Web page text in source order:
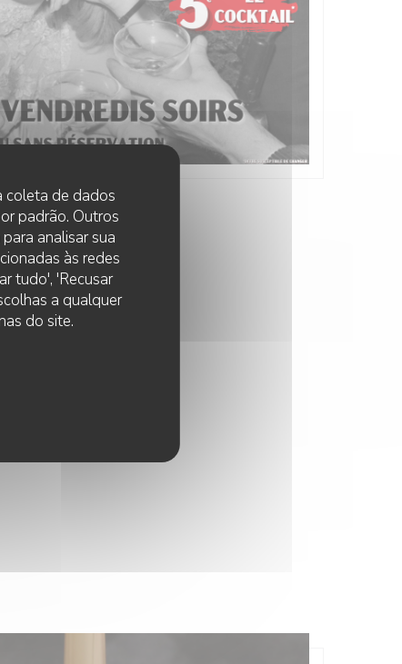
coleta de dados
padrão. Outros
analisar sua
às redes
tudo', 'Recusar
a qualquer
do site.
NO 10H30
LÀOH!